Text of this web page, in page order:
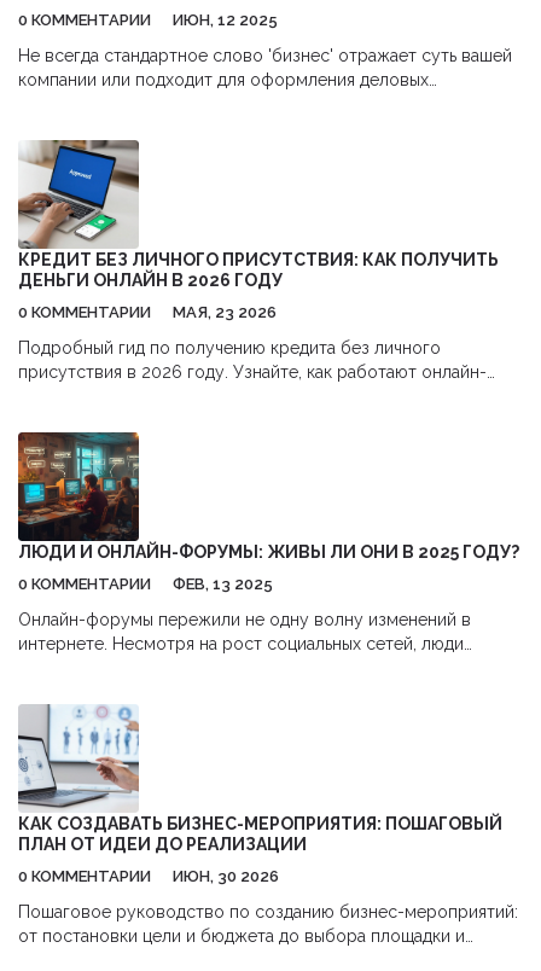
0 КОММЕНТАРИИ ИЮН, 12 2025
Не всегда стандартное слово 'бизнес' отражает суть вашей
компании или подходит для оформления деловых
и России, и зачем вообще искать другие варианты. Будет
много примеров, советы для корпоративных событий и
короткие объяснения фишек каждой идеи. Прочитав,
сможете подобрать яркое и понятное название для вашего
мероприятия или даже всей компании. Практические советы
и идеи — всё в одном месте.
КРЕДИТ БЕЗ ЛИЧНОГО ПРИСУТСТВИЯ: КАК ПОЛУЧИТЬ
ДЕНЬГИ ОНЛАЙН В 2026 ГОДУ
0 КОММЕНТАРИИ МАЯ, 23 2026
Подробный гид по получению кредита без личного
присутствия в 2026 году. Узнайте, как работают онлайн-
ЛЮДИ И ОНЛАЙН-ФОРУМЫ: ЖИВЫ ЛИ ОНИ В 2025 ГОДУ?
0 КОММЕНТАРИИ ФЕВ, 13 2025
Онлайн-форумы пережили не одну волну изменений в
интернете. Несмотря на рост социальных сетей, люди
дают возможность не только обменяться опытом, но и найти
ответы на бизнес-вопросы. В статье рассмотрены причины
оживления интереса к форумам и даны советы по их
эффективному использованию.
КАК СОЗДАВАТЬ БИЗНЕС-МЕРОПРИЯТИЯ: ПОШАГОВЫЙ
ПЛАН ОТ ИДЕИ ДО РЕАЛИЗАЦИИ
0 КОММЕНТАРИИ ИЮН, 30 2026
Пошаговое руководство по созданию бизнес-мероприятий:
от постановки цели и бюджета до выбора площадки и